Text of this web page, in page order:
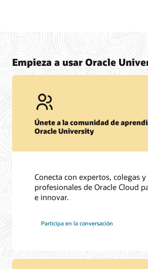
Empieza a usar Oracle
Únete a la comunidad de
Oracle University
Conecta con expertos, colegas y
profesionales de Oracle Cloud
e innovar.
Participa en la conversación